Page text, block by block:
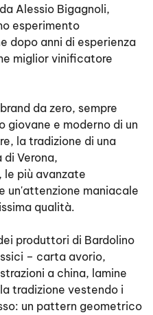
Alessio Bigagnoli,
esperimento
dopo anni di esperienza
miglior vinificatore
da zero, sempre
giovane e moderno di un
la tradizione di una
Verona,
le più avanzate
un'attenzione maniacale
qualità.
produttori di Bardolino
– carta avorio,
a china, lamine
tradizione vestendo i
un pattern geometrico